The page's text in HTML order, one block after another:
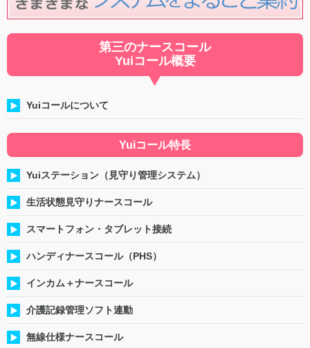
第三のナースコール
Yuiコール概要
Yuiコールについて
Yuiコール特長
Yuiステーション（見守り管理システム）
生活状態見守りナースコール
スマートフォン・タブレット接続
ハンディナースコール（PHS）
インカム＋ナースコール
介護記録管理ソフト連動
無線仕様ナースコール